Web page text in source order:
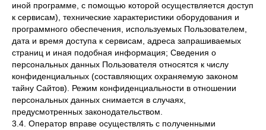
иной программе, с помощью которой осуществляется доступ
к сервисам), технические характеристики оборудования и
программного обеспечения, используемых Пользователем,
дата и время доступа к сервисам, адреса запрашиваемых
страниц и иная подобная информация; Сведения о
персональных данных Пользователя относятся к числу
конфиденциальных (составляющих охраняемую законом
тайну Сайтов). Режим конфиденциальности в отношении
персональных данных снимается в случаях,
предусмотренных законодательством.
3.4. Оператор вправе осуществлять с полученными